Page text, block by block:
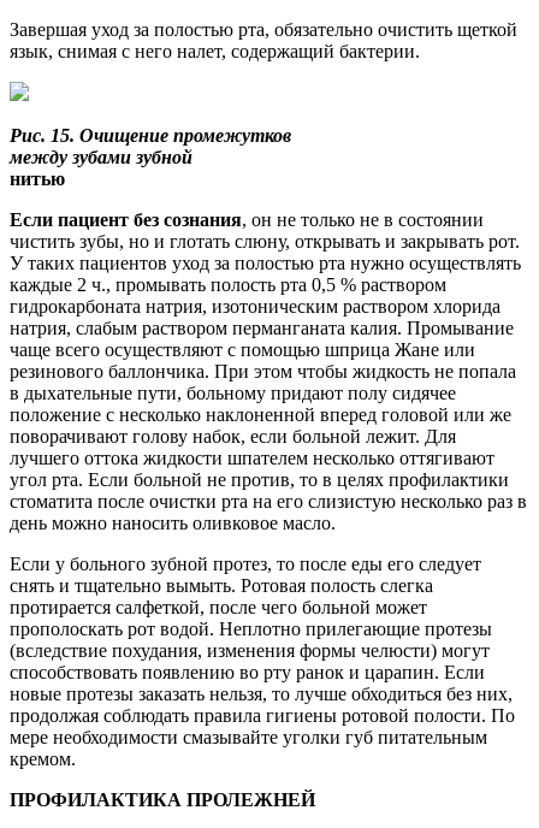
Завершая уход за полостью рта, обязательно очистить щеткой
язык, снимая с него налет, содержащий бактерии.
Рис. 15. Очищение промежутков
между зубами зубной
нитью
Если пациент без сознания, он не только не в состоянии
чистить зубы, но и глотать слюну, открывать и закрывать рот.
У таких пациентов уход за полостью рта нужно осуществлять
каждые 2 ч., промывать полость рта 0,5 % раствором
гидрокарбоната натрия, изотоническим раствором хлорида
натрия, слабым раствором перманганата калия. Промывание
чаще всего осуществляют с помощью шприца Жане или
резинового баллончика. При этом чтобы жидкость не попала
в дыхательные пути, больному придают полу сидячее
положение с несколько наклоненной вперед головой или же
поворачивают голову набок, если больной лежит. Для
лучшего оттока жидкости шпателем несколько оття­гивают
угол рта. Если больной не против, то в целях профилактики
стоматита после очистки рта на его слизистую несколько раз в
день можно наносить оливковое масло.
Если у больного зубной протез, то после еды его следует
снять и тщательно вымыть. Ротовая полость слегка
протирается салфеткой, после чего больной может
прополоскать рот водой. Неплотно прилегающие протезы
(вследствие похудания, изменения формы челюсти) могут
способствовать появлению во рту ранок и царапин. Если
новые протезы заказать нельзя, то лучше обходиться без них,
продолжая соблюдать правила гигиены ротовой полости. По
мере необходимости смазывайте уголки губ питательным
кремом.
ПРОФИЛАКТИКА ПРОЛЕЖНЕЙ